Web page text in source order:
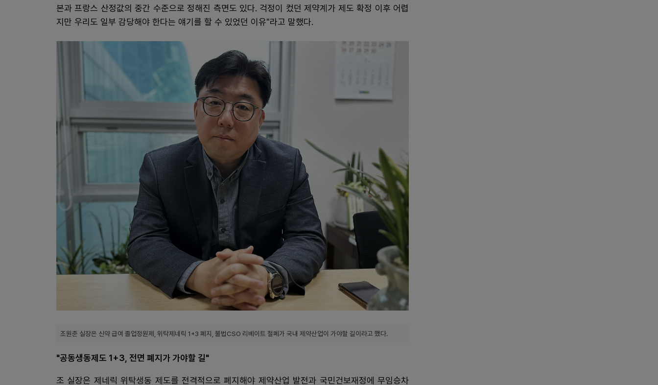
본과 프랑스 산정값의 중간 수준으로 정해진 측면도 있다. 걱정이 컸던 제약계가 제도 확정 이후 어렵
지만 우리도 일부 감당해야 한다는 얘기를 할 수 있었던 이유"라고 말했다.
조원준 실장은 신약 급여 졸업정원제, 위탁제네릭 1+3 폐지, 불법CSO 리베이트 철폐가 국내 제약산업이 가야할 길이라고 했다.
"공동생동제도 1+3, 전면 폐지가 가야할 길"
조 실장은 제네릭 위탁생동 제도를 전격적으로 폐지해야 제약산업 발전과 국민건보재정에 무임승차